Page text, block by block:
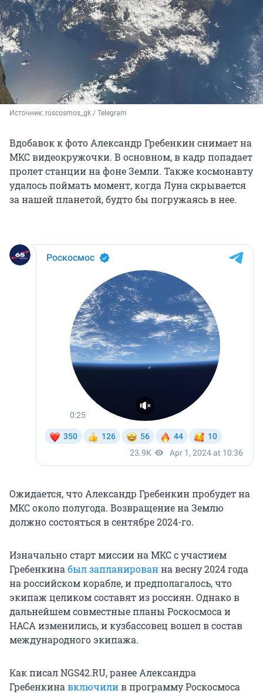
Источник: roscosmos_gk / Telegram
Вдобавок к фото Александр Гребенкин снимает на
МКС видеокружочки. В основном, в кадр попадает
пролет станции на фоне Земли. Также космонавту
удалось поймать момент, когда Луна скрывается
за нашей планетой, будто бы погружаясь в нее.
Ожидается, что Александр Гребенкин пробудет на
МКС около полугода. Возвращение на Землю
должно состояться в сентябре 2024-го.
Изначально старт миссии на МКС с участием
Гребенкинабыл запланированна весну 2024 года
на российском корабле, и предполагалось, что
экипаж целиком составят из россиян. Однако в
дальнейшем совместные планы Роскосмоса и
НАСА изменились, и кузбассовец вошел в состав
международного экипажа.
Как писал NGS42.RU, ранее Александра
Гребенкинавключилив программу Роскосмоса